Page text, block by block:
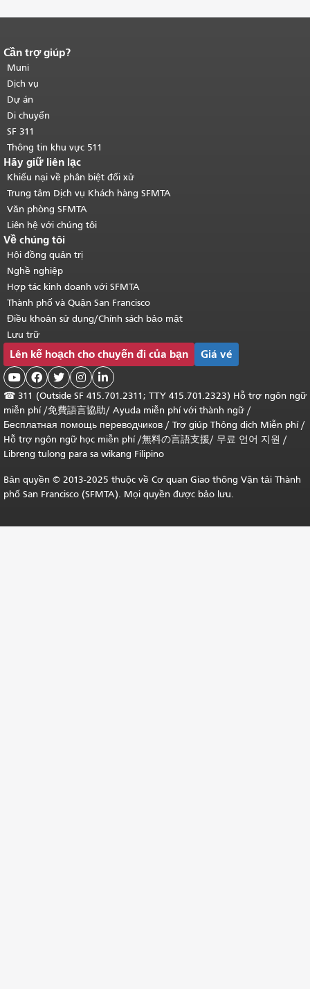
Kết thúc nội dung trang.
của trang này được lặp lại trên mọi
trang.Quay lại đầu trang nội dung
chính.
Cần trợ giúp?
Muni
Dịch vụ
Dự án
Di chuyển
SF 311
Thông tin khu vực 511
Hãy giữ liên lạc
Khiếu nại về phân biệt đối xử
Trung tâm Dịch vụ Khách hàng SFMTA
Văn phòng SFMTA
Liên hệ với chúng tôi
Về chúng tôi
Hội đồng quản trị
Nghề nghiệp
Hợp tác kinh doanh với SFMTA
Thành phố và Quận San Francisco
Điều khoản sử dụng/Chính sách bảo mật
Lưu trữ
Lên kế hoạch cho chuyến đi của bạn Giá vé
    
☎ 311 (Outside SF 415.701.2311; TTY 415.701.2323) Hỗ trợ ngôn ngữ
miễn phí /免費語言協助/ Ayuda miễn phí với thành ngữ /
Бесплатная помощь переводчиков / Trợ giúp Thông dịch Miễn phí/
Hỗ trợ ngôn ngữ học miễn phí/無料の言語支援/ 무료 언어 지원 /
Libreng tulong para sa wikang Filipino
Bản quyền © 2013-2025 thuộc về Cơ quan Giao thông Vận tải Thành
phố San Francisco (SFMTA). Mọi quyền được bảo lưu.